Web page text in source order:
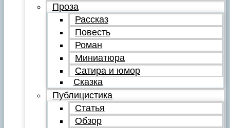
Проза
Рассказ
Повесть
Роман
Миниатюра
Сатира и юмор
Сказка
Публицистика
Статья
Обзор